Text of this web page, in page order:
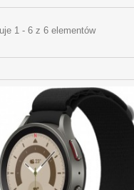
1 - 6 z 6 elementów